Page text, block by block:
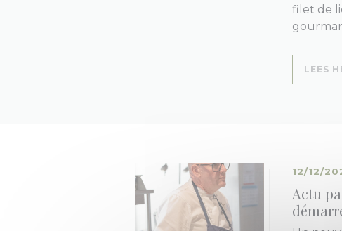
filet de
LEES
Actu
12/12/